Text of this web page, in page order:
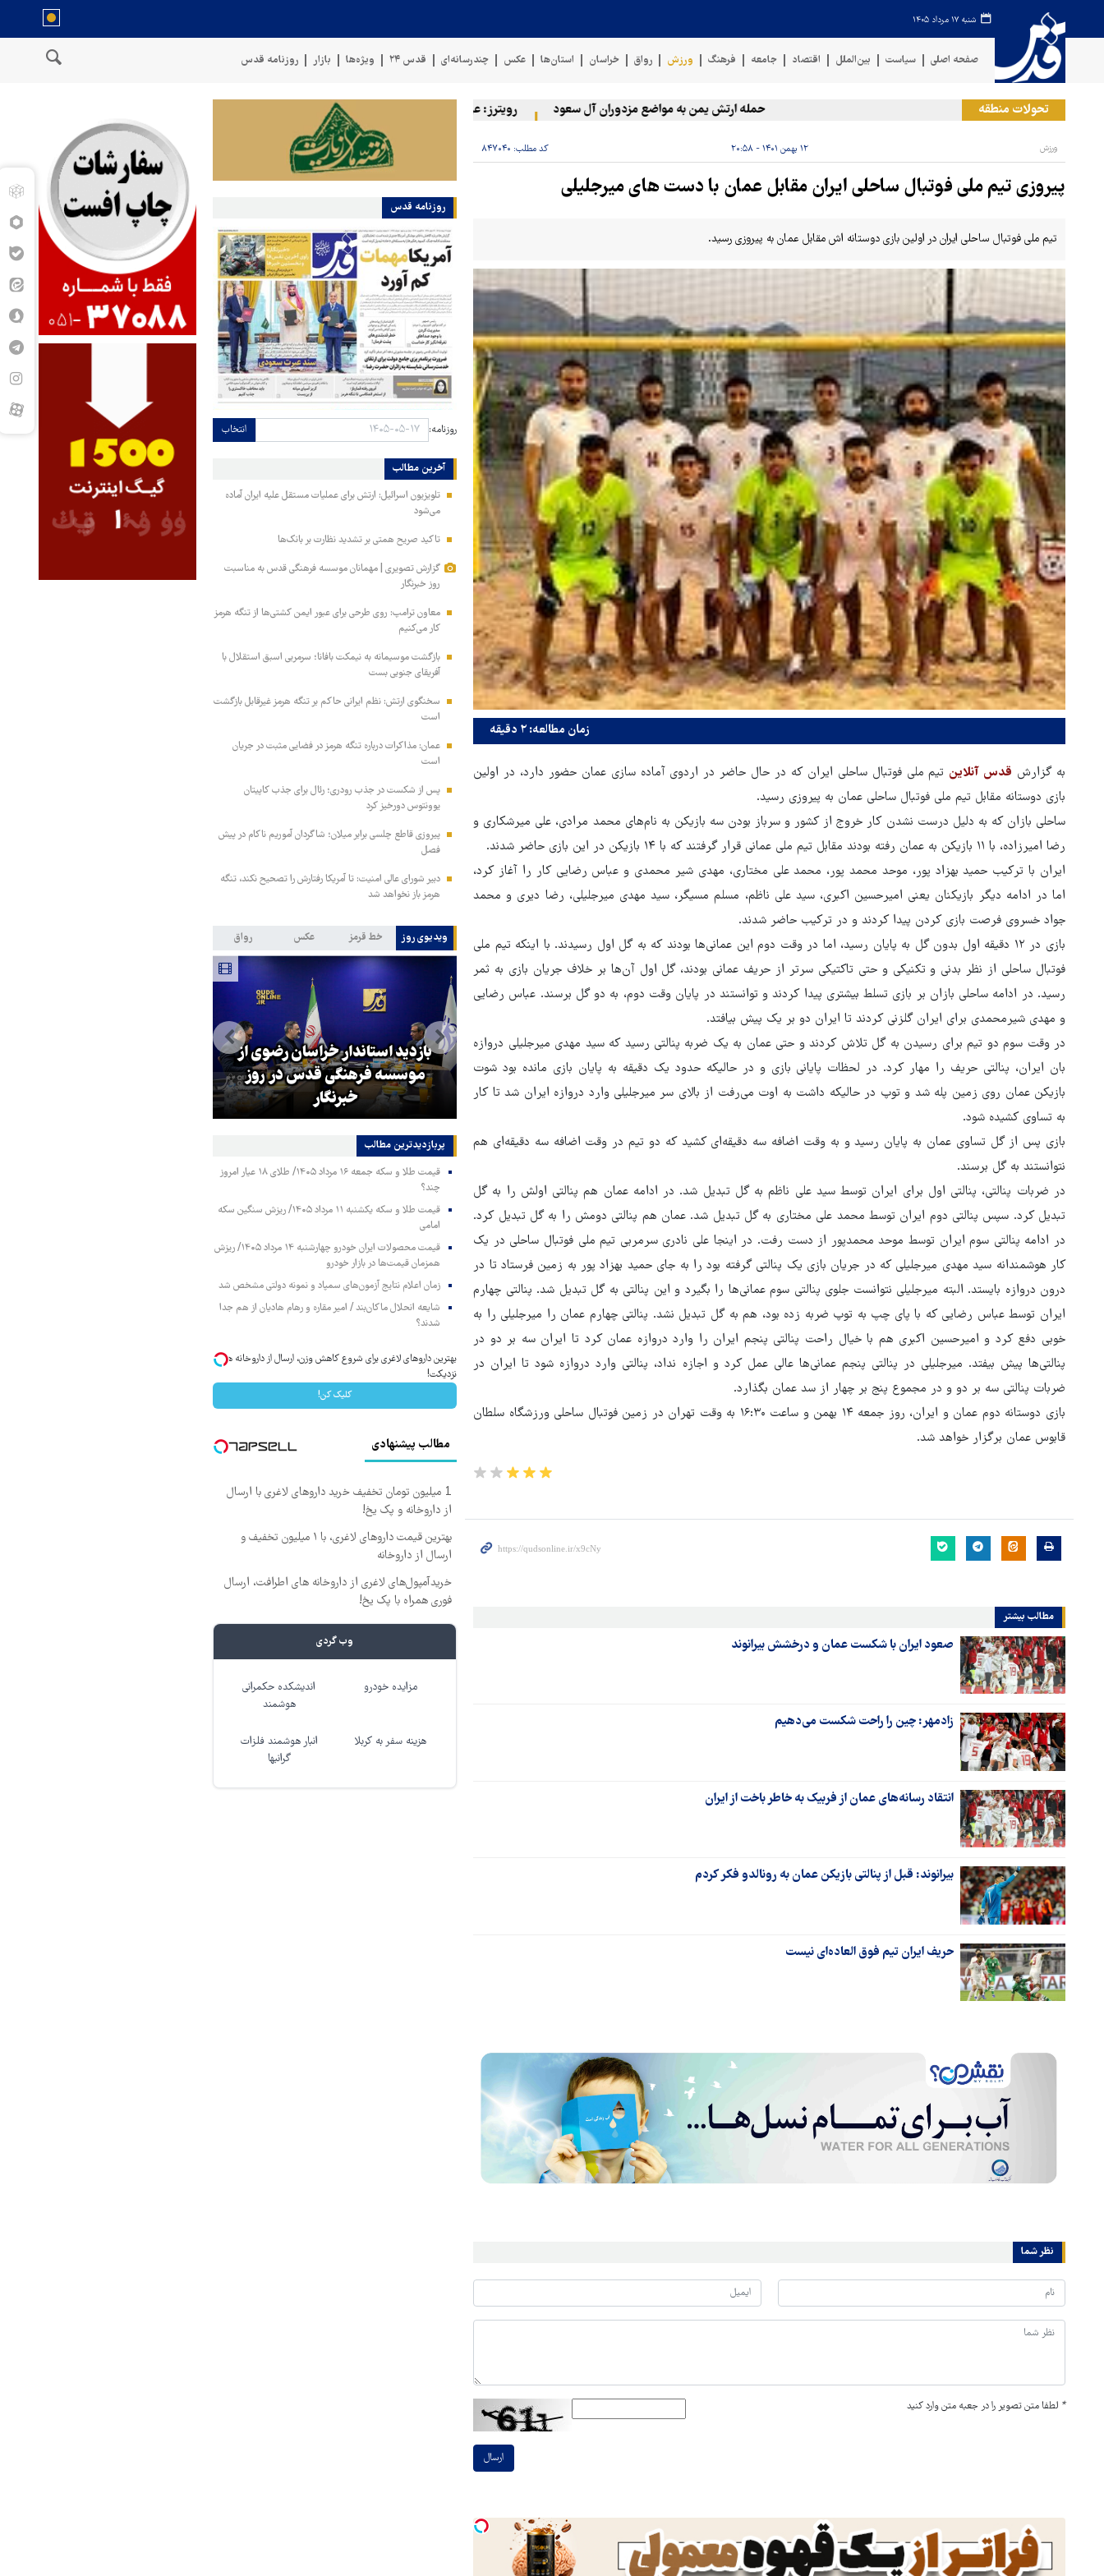
شنبه ۱۷ مرداد ۱۴۰۵
صفحه اصلی سیاست بین‌الملل اقتصاد جامعه فرهنگ ورزش رواق خراسان استان‌ها عکس چندرسانه‌ای قدس ۲۴ ویژه‌ها بازار روزنامه قدس
تحولات منطقه حمله ارتش یمن به مواضع مزدوران آل سعود رویترز: عربستان ۸۶ درصد از موشک‌های پاتریوت خود را استفاده کرده است
ورزش ۱۲ بهمن ۱۴۰۱ - ۲۰:۵۸ کد مطلب: ۸۴۷۰۴۰
پیروزی تیم ملی فوتبال ساحلی ایران مقابل عمان با دست های میرجلیلی
تیم ملی فوتبال ساحلی ایران در اولین بازی دوستانه اش مقابل عمان به پیروزی رسید.
زمان مطالعه: ۲ دقیقه
به گزارش قدس آنلاین تیم ملی فوتبال ساحلی ایران که در حال حاضر در اردوی آماده سازی عمان حضور دارد، در اولین
بازی دوستانه مقابل تیم ملی فوتبال ساحلی عمان به پیروزی رسید.
ساحلی بازان که به دلیل درست نشدن کار خروج از کشور و سرباز بودن سه بازیکن به نام‌های محمد مرادی، علی میرشکاری و
رضا امیرزاده، با ۱۱ بازیکن به عمان رفته بودند مقابل تیم ملی عمانی قرار گرفتند که با ۱۴ بازیکن در این بازی حاضر شدند.
ایران با ترکیب حمید بهزاد پور، موحد محمد پور، محمد علی مختاری، مهدی شیر محمدی و عباس رضایی کار را آغاز کرد،
اما در ادامه دیگر بازیکنان یعنی امیرحسین اکبری، سید علی ناظم، مسلم مسیگر، سید مهدی میرجلیلی، رضا دیری و محمد
جواد خسروی فرصت بازی کردن پیدا کردند و در ترکیب حاضر شدند.
بازی در ۱۲ دقیقه اول بدون گل به پایان رسید، اما در وقت دوم این عمانی‌ها بودند که به گل اول رسیدند. با اینکه تیم ملی
فوتبال ساحلی از نظر بدنی و تکنیکی و حتی تاکتیکی سرتر از حریف عمانی بودند، گل اول آن‌ها بر خلاف جریان بازی به ثمر
رسید. در ادامه ساحلی بازان بر بازی تسلط بیشتری پیدا کردند و توانستند در پایان وقت دوم، به دو گل برسند. عباس رضایی
و مهدی شیرمحمدی برای ایران گلزنی کردند تا ایران دو بر یک پیش بیافتد.
در وقت سوم دو تیم برای رسیدن به گل تلاش کردند و حتی عمان به یک ضربه پنالتی رسید که سید مهدی میرجلیلی دروازه
بان ایران، پنالتی حریف را مهار کرد. در لحظات پایانی بازی و در حالیکه حدود یک دقیقه به پایان بازی مانده بود شوت
بازیکن عمان روی زمین پله شد و توپ در حالیکه داشت به اوت می‌رفت از بالای سر میرجلیلی وارد دروازه ایران شد تا کار
به تساوی کشیده شود.
بازی پس از گل تساوی عمان به پایان رسید و به وقت اضافه سه دقیقه‌ای کشید که دو تیم در وقت اضافه سه دقیقه‌ای هم
نتوانستند به گل برسند.
در ضربات پنالتی، پنالتی اول برای ایران توسط سید علی ناظم به گل تبدیل شد. در ادامه عمان هم پنالتی اولش را به گل
تبدیل کرد. سپس پنالتی دوم ایران توسط محمد علی مختاری به گل تبدیل شد. عمان هم پنالتی دومش را به گل تبدیل کرد.
در ادامه پنالتی سوم ایران توسط موحد محمدپور از دست رفت. در اینجا علی نادری سرمربی تیم ملی فوتبال ساحلی در یک
کار هوشمندانه سید مهدی میرجلیلی که در جریان بازی یک پنالتی گرفته بود را به جای حمید بهزاد پور به زمین فرستاد تا در
درون دروازه بایستد. البته میرجلیلی نتوانست جلوی پنالتی سوم عمانی‌ها را بگیرد و این پنالتی به گل تبدیل شد. پنالتی چهارم
ایران توسط عباس رضایی که با پای چپ به توپ ضربه زده بود، هم به گل تبدیل نشد. پنالتی چهارم عمان را میرجلیلی را به
خوبی دفع کرد و امیرحسین اکبری هم با خیال راحت پنالتی پنجم ایران را وارد دروازه عمان کرد تا ایران سه بر دو در
پنالتی‌ها پیش بیفتد. میرجلیلی در پنالتی پنجم عمانی‌ها عالی عمل کرد و اجازه نداد، پنالتی وارد دروازه شود تا ایران در
ضربات پنالتی سه بر دو و در مجموع پنج بر چهار از سد عمان بگذارد.
بازی دوستانه دوم عمان و ایران، روز جمعه ۱۴ بهمن و ساعت ۱۶:۳۰ به وقت تهران در زمین فوتبال ساحلی ورزشگاه سلطان
قابوس عمان برگزار خواهد شد.
مطالب بیشتر
صعود ایران با شکست عمان و درخشش بیرانوند
زادمهر: چین را راحت شکست می‌دهیم
انتقاد رسانه‌های عمان از فربیک به خاطر باخت از ایران
بیرانوند: قبل از پنالتی بازیکن عمان به رونالدو فکر کردم
حریف ایران تیم فوق العاده‌ای نیست
نظر شما
* لطفا متن تصویر را در جعبه متن وارد کنید
ارسال
روزنامه قدس
روزنامه: انتخاب
آخرین مطالب
تلویزیون اسرائیل: ارتش برای عملیات مستقل علیه ایران آماده
می‌شود
تاکید صریح همتی بر تشدید نظارت بر بانک‌ها
گزارش تصویری | مهمانان موسسه فرهنگی قدس به مناسبت
روز خبرنگار
معاون ترامپ: روی طرحی برای عبور ایمن کشتی‌ها از تنگه هرمز
کار می‌کنیم
بازگشت موسیمانه به نیمکت بافانا؛ سرمربی اسبق استقلال با
آفریقای جنوبی بست
سخنگوی ارتش: نظم ایرانی حاکم بر تنگه هرمز غیرقابل بازگشت
است
عمان: مذاکرات درباره تنگه هرمز در فضایی مثبت در جریان
است
پس از شکست در جذب رودری؛ رئال برای جذب کاپیتان
یوونتوس دورخیز کرد
پیروزی قاطع چلسی برابر میلان؛ شاگردان آموریم ناکام در پیش
فصل
دبیر شورای عالی امنیت: تا آمریکا رفتارش را تصحیح نکند، تنگه
هرمز باز نخواهد شد
ویدیوی روز خط قرمز عکس رواق
بازگشایی تنگه هرمز منوط به
پذیرش شروط ایران از سوی آمریکا
است
پزشکیان: گفت‌وگوها آمریکا را
مجبور به همراهی کرد
بازدید استاندار خراسان رضوی از
موسسه فرهنگی قدس در روز
خبرنگار
پربازدیدترین‌ مطالب
قیمت طلا و سکه جمعه ۱۶ مرداد ۱۴۰۵/ طلای ۱۸ عیار امروز
چند؟
قیمت طلا و سکه یکشنبه ۱۱ مرداد ۱۴۰۵/ ریزش سنگین سکه
امامی
قیمت محصولات ایران خودرو چهارشنبه ۱۴ مرداد ۱۴۰۵/ ریزش
همزمان قیمت‌ها در بازار خودرو
زمان اعلام نتایج آزمون‌های سمپاد و نمونه دولتی مشخص شد
شایعه انحلال ماکان‌بند / امیر مقاره و رهام هادیان از هم جدا
شدند؟
بهترین داروهای لاغری برای شروع کاهش وزن، ارسال از داروخانه های
نزدیکت!
کلیک کن!
مطالب پیشنهادی
1 میلیون تومان تخفیف خرید داروهای لاغری با ارسال
از داروخانه و پک یخ!
بهترین قیمت داروهای لاغری، با ۱ میلیون تخفیف و
ارسال از داروخانه‌
خریدآمپول‌های لاغری از داروخانه های اطرافت، ارسال
فوری همراه با پک یخ!
وب گردی
مزایده خودرو
اندیشکده حکمرانی
هوشمند
هزینه سفر به کربلا
انبار هوشمند فلزات
گرانبها